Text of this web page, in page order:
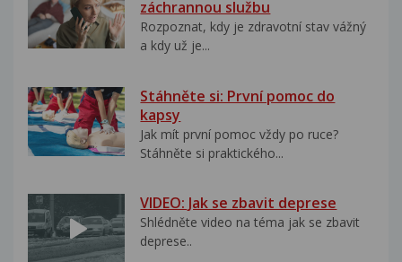
záchrannou službu
Rozpoznat, kdy je zdravotní stav vážný
a kdy už je...
Stáhněte si: První pomoc do
kapsy
Jak mít první pomoc vždy po ruce?
Stáhněte si praktického...
VIDEO: Jak se zbavit deprese
Shlédněte video na téma jak se zbavit
deprese..